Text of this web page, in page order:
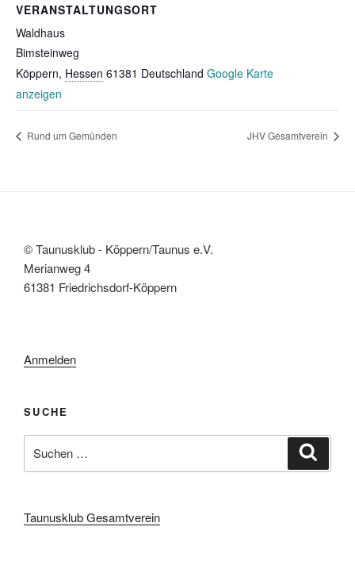
VERANSTALTUNGSORT
Waldhaus
Bimsteinweg
Köppern, Hessen 61381 Deutschland Google Karte
anzeigen
Rund um Gemünden JHV Gesamtverein
© Taunusklub - Köppern/Taunus e.V.
Merianweg 4
61381 Friedrichsdorf-Köppern
Anmelden
SUCHE
nach:
Taunusklub Gesamtverein